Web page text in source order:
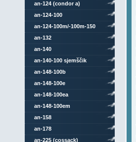
an-124 (condor a)
an-124-100
an-124-100m/-100m-150
an-132
an-140
an-140-100 sjemščik
an-148-100b
an-148-100e
an-148-100ea
an-148-100em
an-158
an-178
an-225 (cossack)